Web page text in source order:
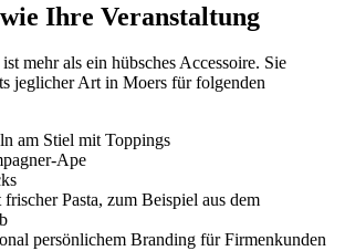
Ihre Veranstaltung
mehr als ein hübsches Accessoire. Sie
jeglicher Art in Moers für folgenden
am Stiel mit Toppings
Ape
Pasta, zum Beispiel aus dem
persönlichem Branding für Firmenkunden